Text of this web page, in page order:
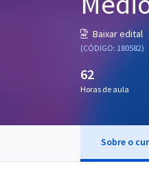
Baixar edital
(CÓDIGO: 180582)
62
Horas de aula
Sobre o